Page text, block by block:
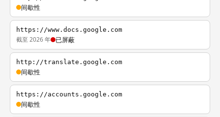
间歇性
https://www.docs.google.com
截至 2026 年 已屏蔽
http://translate.google.com
间歇性
https://accounts.google.com
间歇性